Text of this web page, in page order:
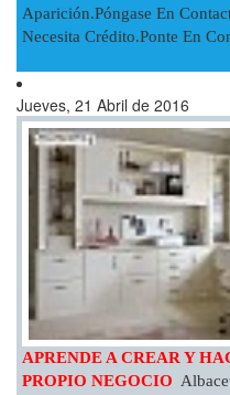
Aparición.Póngase En
Necesita Crédito.Ponte En
Jueves, 21 Abril de 2016
APRENDE A CREAR Y
PROPIO NEGOCIO